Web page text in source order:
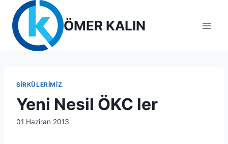
content
ÖMER KALIN
SIRKÜLERIMIZ
Yeni Nesil ÖKC ler
By
01 Haziran 2013